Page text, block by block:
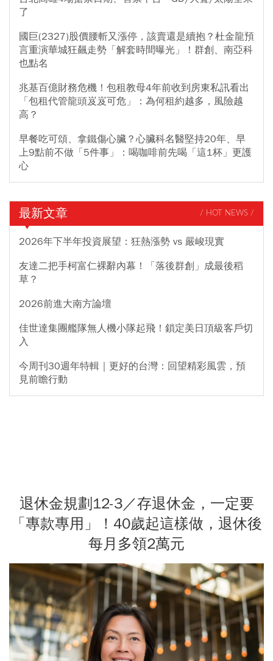
了
國巨(2327)股價腰斬又漲停，該賣還是續抱？杜金龍預
言重演華城狂飆走勢「解套時間曝光」！群創、南亞科
也點名
兆基百億財務危機！包租教母4年前收到房東私訊看出
「包租代管龍頭岌岌可危」：為何租約越多，風險越
高？
早餐吃可頌、拿鐵傷心臟？心臟科名醫堅持20年、早
上9點前不做「5件事」：喝咖啡前先喝「這1杯」更護
心
最新文章 / HOT NEWS /
2026年下半年投資展望：狂熱漲勢 vs 嚴峻現實
友達二把手柯富仁裸辭內幕！「落後群創」成最後稻
草？
2026前進大南方論壇
佳世達集團艦隊無人機小隊起飛！鎖定美日頂級客戶切
入
今周刊30週年特輯｜更好的台灣：回望精彩風雲，預
見前瞻行動
退休金規劃12-3／存退休金，一定要
「專款專用」！40歲起這樣做，退休後
每月多領2萬元